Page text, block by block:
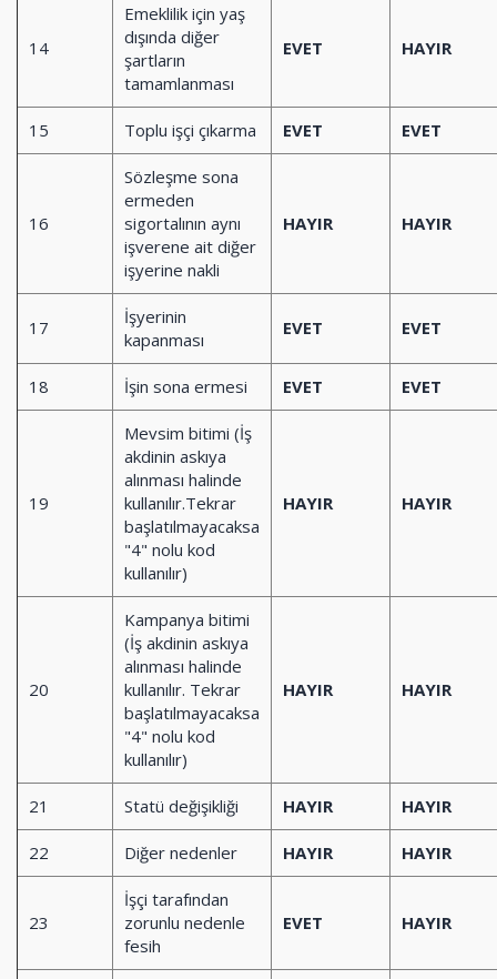
14
Emeklilik için yaş
dışında diğer
şartların
tamamlanması
EVET HAYIR
15 Toplu işçi çıkarma EVET EVET
16
Sözleşme sona
ermeden
sigortalının aynı
işverene ait diğer
işyerine nakli
HAYIR HAYIR
17
İşyerinin
kapanması
EVET EVET
18 İşin sona ermesi EVET EVET
19
Mevsim bitimi (İş
akdinin askıya
alınması halinde
kullanılır.Tekrar
başlatılmayacaksa
"4" nolu kod
kullanılır)
HAYIR HAYIR
20
Kampanya bitimi
(İş akdinin askıya
alınması halinde
kullanılır. Tekrar
başlatılmayacaksa
"4" nolu kod
kullanılır)
HAYIR HAYIR
21 Statü değişikliği HAYIR HAYIR
22 Diğer nedenler HAYIR HAYIR
23
İşçi tarafından
zorunlu nedenle
fesih
EVET HAYIR